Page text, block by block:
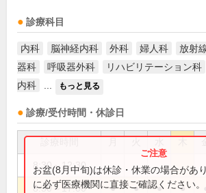
診療科目
内科 脳神経内科 外科 婦人科 放射
器科
呼吸器外科 リハビリテーション科
内科
もっと見る
診療/受付時間・休診日
8:30～12:30
8:30～17:00 ● ● ● ●
お盆(8月中旬)は休診・休業の場合があ
に必ず医療機関に直接ご確認ください。